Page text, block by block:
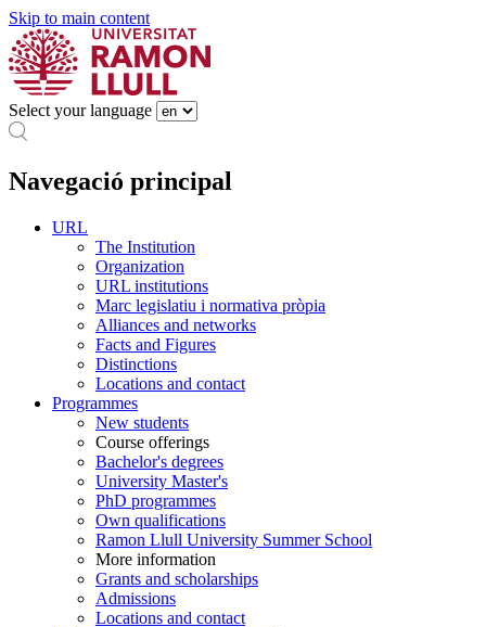
Skip to main content
Select your language
Navegació principal
URL
The Institution
Organization
URL institutions
Marc legislatiu i normativa pròpia
Alliances and networks
Facts and Figures
Distinctions
Locations and contact
Programmes
New students
Course offerings
Bachelor's degrees
University Master's
PhD programmes
Own qualifications
Ramon Llull University Summer School
More information
Grants and scholarships
Admissions
Locations and contact